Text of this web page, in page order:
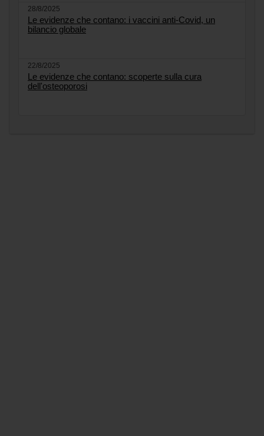
28/8/2025
Le evidenze che contano: i vaccini anti-Covid, un
bilancio globale
22/8/2025
Le evidenze che contano: scoperte sulla cura
dell'osteoporosi